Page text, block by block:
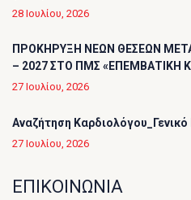
28 Ιουλίου, 2026
ΠΡΟΚΗΡΥΞΗ ΝΕΩΝ ΘΕΣΕΩΝ
– 2027 ΣΤΟ ΠΜΣ «ΕΠΕΜΒΑΤΙΚΗ
27 Ιουλίου, 2026
Αναζήτηση
27 Ιουλίου, 2026
ΕΠΙΚΟΙΝΩΝΙΑ